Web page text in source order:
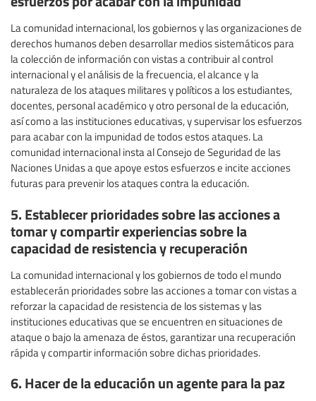
La comunidad internacional, los gobiernos y las organizaciones de
derechos humanos deben desarrollar medios sistemáticos para
la colección de información con vistas a contribuir al control
internacional y el análisis de la frecuencia, el alcance y la
naturaleza de los ataques militares y políticos a los estudiantes,
docentes, personal académico y otro personal de la educación,
así como a las instituciones educativas, y supervisar los esfuerzos
para acabar con la impunidad de todos estos ataques. La
comunidad internacional insta al Consejo de Seguridad de las
Naciones Unidas a que apoye estos esfuerzos e incite acciones
futuras para prevenir los ataques contra la educación.
5. Establecer prioridades sobre las acciones a
tomar y compartir experiencias sobre la
capacidad de resistencia y recuperación
La comunidad internacional y los gobiernos de todo el mundo
establecerán prioridades sobre las acciones a tomar con vistas a
reforzar la capacidad de resistencia de los sistemas y las
instituciones educativas que se encuentren en situaciones de
ataque o bajo la amenaza de éstos, garantizar una recuperación
rápida y compartir información sobre dichas prioridades.
6. Hacer de la educación un agente para la paz